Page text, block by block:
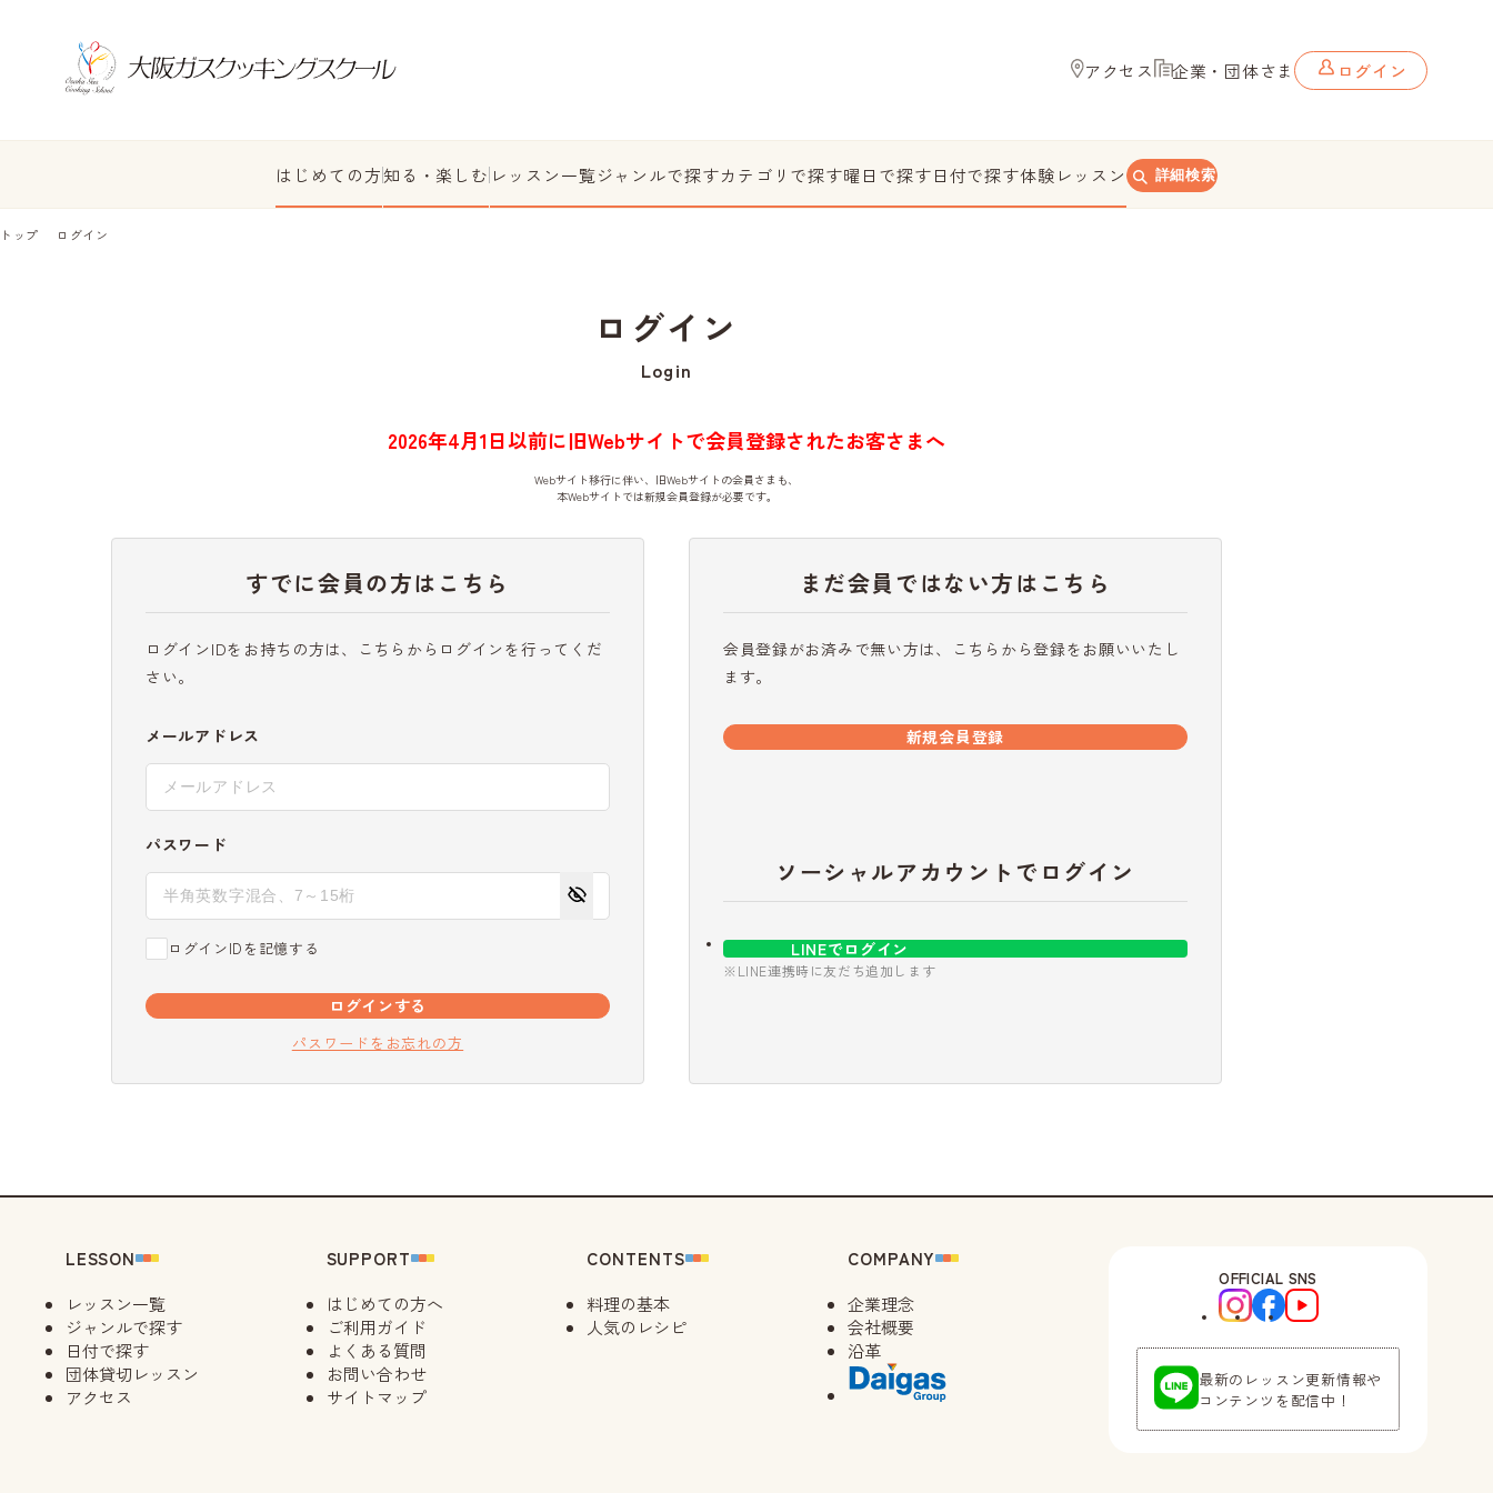
アクセス 企業・団体さま ログイン
はじめての方知る・楽しむ レッスン一覧ジャンルで探すカテゴリで探す曜日で探す日付で探す体験レッスン 詳細検索
トップ ログイン
ログイン
Login
2026年4月1日以前に旧Webサイトで会員登録されたお客さまへ
Webサイト移行に伴い、旧Webサイトの会員さまも、
本Webサイトでは新規会員登録が必要です。
すでに会員の方はこちら
ログインIDをお持ちの方は、こちらからログインを行ってくだ
さい。
メールアドレス
パスワード
ログインIDを記憶する
ログインする
パスワードをお忘れの方
まだ会員ではない方はこちら
会員登録がお済みで無い方は、こちらから登録をお願いいたし
ます。
新規会員登録
ソーシャルアカウントでログイン
LINEでログイン
※LINE連携時に友だち追加します
LESSON
レッスン一覧
ジャンルで探す
日付で探す
団体貸切レッスン
アクセス
SUPPORT
はじめての方へ
ご利用ガイド
よくある質問
お問い合わせ
サイトマップ
CONTENTS
料理の基本
人気のレシピ
COMPANY
企業理念
会社概要
沿革
OFFICIAL SNS
最新のレッスン更新情報や
コンテンツを配信中！